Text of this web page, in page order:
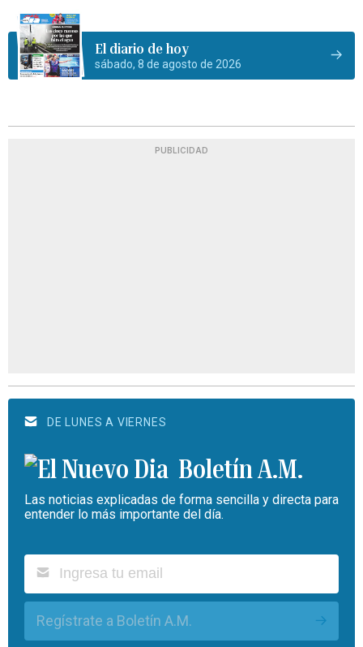
El diario de hoy
sábado, 8 de agosto de 2026
PUBLICIDAD
DE LUNES A VIERNES
Boletín A.M.
Las noticias explicadas de forma sencilla y directa para
entender lo más importante del día.
Regístrate a Boletín A.M.